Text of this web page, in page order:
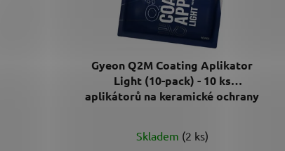
Gyeon Q2M Coating Aplikator
Light (10-pack) - 10 ks
aplikátorů na keramické ochrany
Skladem (2 ks)